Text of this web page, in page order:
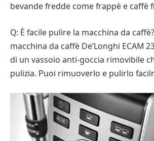
bevande fredde come frappè e caffè
Q: È facile pulire la macchina da
macchina da caffè De’Longhi ECAM
di un vassoio anti-goccia rimovibile
pulizia. Puoi rimuoverlo e pulirlo